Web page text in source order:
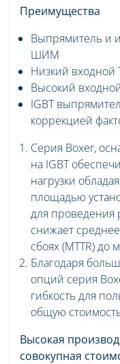
Преимущества
Выпрямитель и
ШИМ
Низкий входной
Высокий
IGBT
коррекцией
Серия Boxer,
на IGBT
нагрузки
площадью
для проведения
снижает
сбоях (MTTR) до
Благодаря
опций серия
гибкость для
общую
Высокая
совокупная